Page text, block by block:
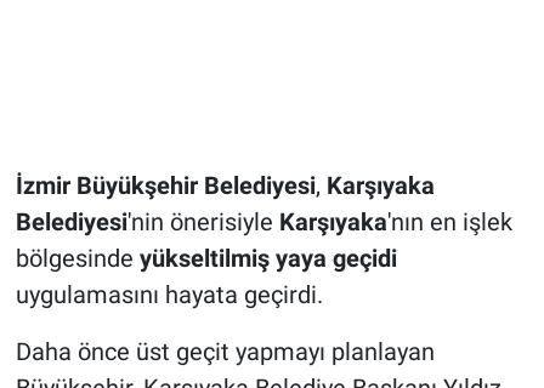
İzmir Büyükşehir Belediyesi, Karşıyaka
Belediyesi'nin önerisiyle Karşıyaka'nın en işlek
bölgesinde yükseltilmiş yaya geçidi
uygulamasını hayata geçirdi.
Daha önce üst geçit yapmayı planlayan